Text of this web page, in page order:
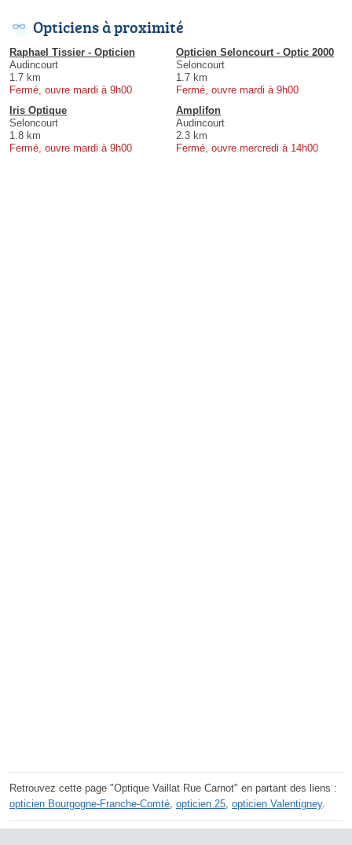
Opticiens à proximité
Raphael Tissier - Opticien
Audincourt
1.7 km
Fermé, ouvre mardi à 9h00
Opticien Seloncourt - Optic 2000
Seloncourt
1.7 km
Fermé, ouvre mardi à 9h00
Iris Optique
Seloncourt
1.8 km
Fermé, ouvre mardi à 9h00
Amplifon
Audincourt
2.3 km
Fermé, ouvre mercredi à 14h00
Retrouvez cette page "Optique Vaillat Rue Carnot" en partant des liens :
opticien Bourgogne-Franche-Comté, opticien 25, opticien Valentigney.